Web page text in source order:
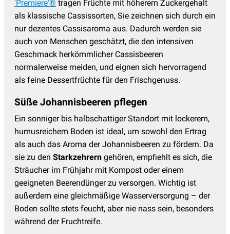
'Premiere'® tragen Früchte mit höherem Zuckergehalt
als klassische Cassissorten, Sie zeichnen sich durch ein
nur dezentes Cassisaroma aus. Dadurch werden sie
auch von Menschen geschätzt, die den intensiven
Geschmack herkömmlicher Cassisbeeren
normalerweise meiden, und eignen sich hervorragend
als feine Dessertfrüchte für den Frischgenuss.
Süße Johannisbeeren pflegen
Ein sonniger bis halbschattiger Standort mit lockerem,
humusreichem Boden ist ideal, um sowohl den Ertrag
als auch das Aroma der Johannisbeeren zu fördern. Da
sie zu den Starkzehrern gehören, empfiehlt es sich, die
Sträucher im Frühjahr mit Kompost oder einem
geeigneten Beerendünger zu versorgen. Wichtig ist
außerdem eine gleichmäßige Wasserversorgung – der
Boden sollte stets feucht, aber nie nass sein, besonders
während der Fruchtreife.